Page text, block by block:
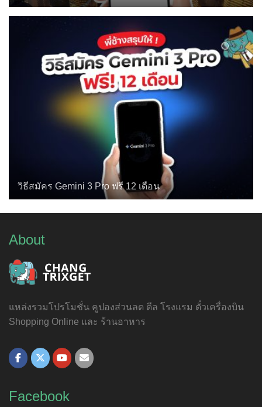
วิธีสมัคร Gemini 3 Pro ฟรี 12 เดือน
About
แหล่งรวมโปรโมชั่น คูปองส่วนลด ดีล โรงแรม ตั๋วเครื่องบิน
Shopping Online และ ร้านอาหาร
Facebook